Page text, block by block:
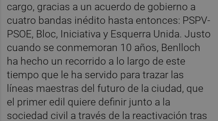
cargo, gracias a un acuerdo de gobierno a
cuatro bandas inédito hasta entonces: PSPV-
PSOE, Bloc, Iniciativa y Esquerra Unida. Justo
cuando se conmemoran 10 años, Benlloch
ha hecho un recorrido a lo largo de este
tiempo que le ha servido para trazar las
líneas maestras del futuro de la ciudad, que
el primer edil quiere definir junto a la
sociedad civil a través de la reactivación tras